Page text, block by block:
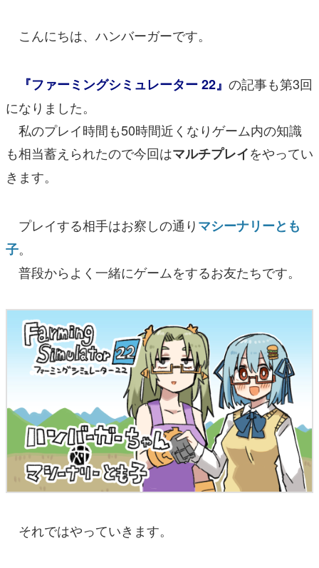
アプリレビュー
電ファミニコゲーマーとは？
運営：株式会社マレ
こんにちは、ハンバーガーです。
『ファーミングシミュレーター 22』 の記事も第3回
になりました。
私のプレイ時間も50時間近くなりゲーム内の知識
も相当蓄えられたので今回はマルチプレイをやってい
きます。
プレイする相手はお察しの通りマシーナリーとも
子。
普段からよく一緒にゲームをするお友たちです。
それではやっていきます。